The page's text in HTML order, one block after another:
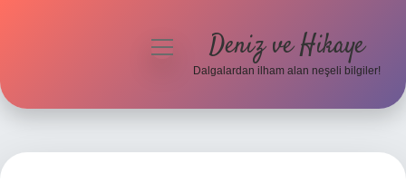
menüyü
Deniz ve Hikaye
Dalgalardan ilham alan neşeli bilgiler!